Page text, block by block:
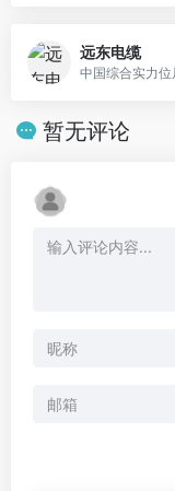
远东电缆
中国综合实力
暂无评论